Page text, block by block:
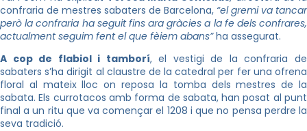
confraria de mestres sabaters de Barcelona, “el gremi va tancar
però la confraria ha seguit fins ara gràcies a la fe dels confrares,
actualment seguim fent el que fèiem abans”ha assegurat.
A cop de flabiol i tamborí, el vestigi de la confraria de
sabaters s’ha dirigit al claustre de la catedral per fer una ofrena
floral al mateix lloc on reposa la tomba dels mestres de la
sabata. Els currotacos amb forma de sabata, han posat al punt
final a un ritu que va començar el 1208 i que no pensa perdre la
seva tradició.